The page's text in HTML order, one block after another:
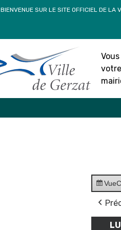
BIENVENUE SUR LE SITE OFFICIEL DE LA
votre
Vue